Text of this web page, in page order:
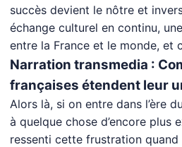
succès devient le nôtre et
échange culturel en continu,
entre la France et le monde, et
Narration transmedia :
françaises étendent leur
Alors là, si on entre dans l’ère
à quelque chose d’encore plus
ressenti cette frustration quand